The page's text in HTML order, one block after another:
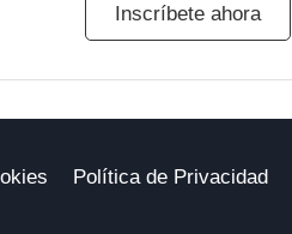
Inscríbete ahora
Política de Privacidad